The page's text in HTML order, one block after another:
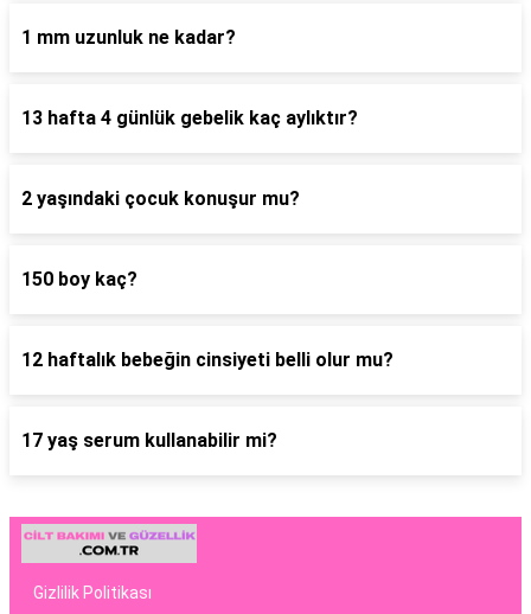
1 mm uzunluk ne kadar?
13 hafta 4 günlük gebelik kaç aylıktır?
2 yaşındaki çocuk konuşur mu?
150 boy kaç?
12 haftalık bebeğin cinsiyeti belli olur mu?
17 yaş serum kullanabilir mi?
Gizlilik Politikası